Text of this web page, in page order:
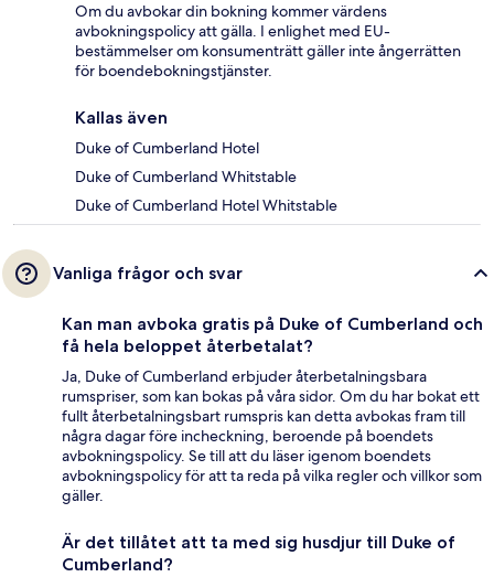
Om du avbokar din bokning kommer värdens
avbokningspolicy att gälla. I enlighet med EU-
bestämmelser om konsumenträtt gäller inte ångerrätten
för boendebokningstjänster.
Kallas även
Duke of Cumberland Hotel
Duke of Cumberland Whitstable
Duke of Cumberland Hotel Whitstable
Vanliga frågor och svar
Kan man avboka gratis på Duke of Cumberland och
få hela beloppet återbetalat?
Ja, Duke of Cumberland erbjuder återbetalningsbara
rumspriser, som kan bokas på våra sidor. Om du har bokat ett
fullt återbetalningsbart rumspris kan detta avbokas fram till
några dagar före incheckning, beroende på boendets
avbokningspolicy. Se till att du läser igenom boendets
avbokningspolicy för att ta reda på vilka regler och villkor som
gäller.
Är det tillåtet att ta med sig husdjur till Duke of
Cumberland?